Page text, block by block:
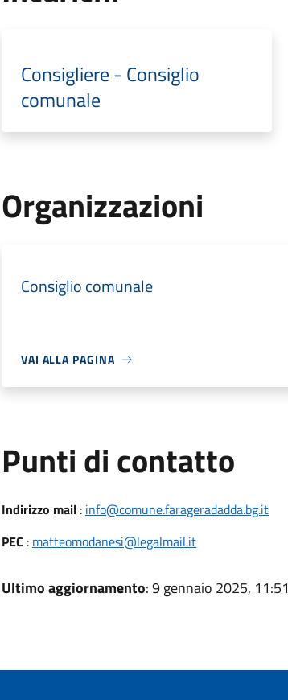
Consigliere - Consiglio
comunale
Organizzazioni
Consiglio comunale
VAI ALLA PAGINA
Punti di contatto
Indirizzo mail: info@comune.farageradadda.bg.it
PEC : matteomodanesi@legalmail.it
Ultimo aggiornamento: 9 gennaio 2025, 11:51